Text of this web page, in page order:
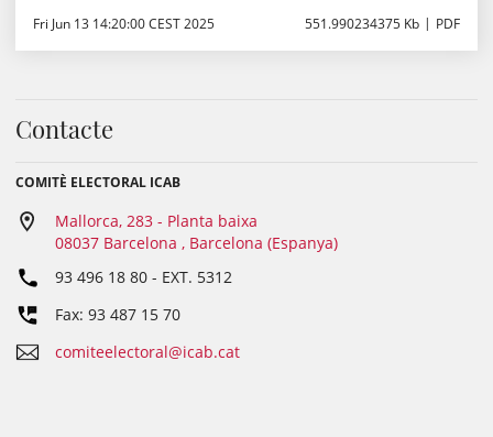
Fri Jun 13 14:20:00 CEST 2025 551.990234375 Kb PDF
Contacte
COMITÈ ELECTORAL ICAB
Mallorca, 283 - Planta baixa
08037 Barcelona , Barcelona (Espanya)
93 496 18 80 - EXT. 5312
Fax: 93 487 15 70
comiteelectoral@icab.cat